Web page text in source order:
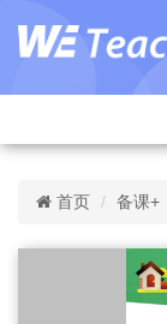
首页 备课+